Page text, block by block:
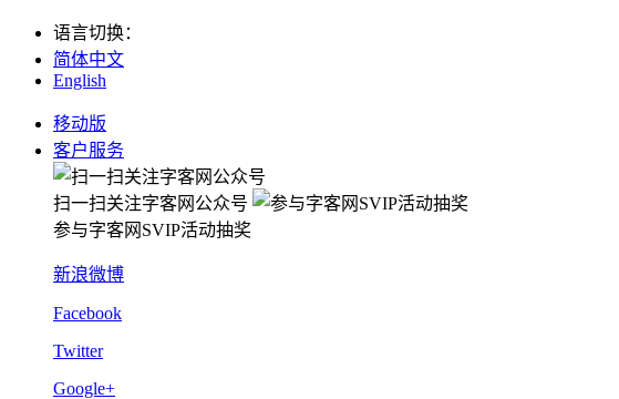
语言切换：
简体中文
English
移动版
客户服务
扫一扫关注字客网公众号
参与字客网SVIP活动抽奖
新浪微博
Facebook
Twitter
Google+